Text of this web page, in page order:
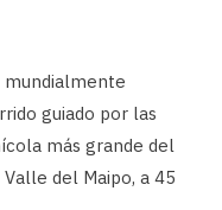
mundialmente
guiado por las
más grande del
del Maipo, a 45